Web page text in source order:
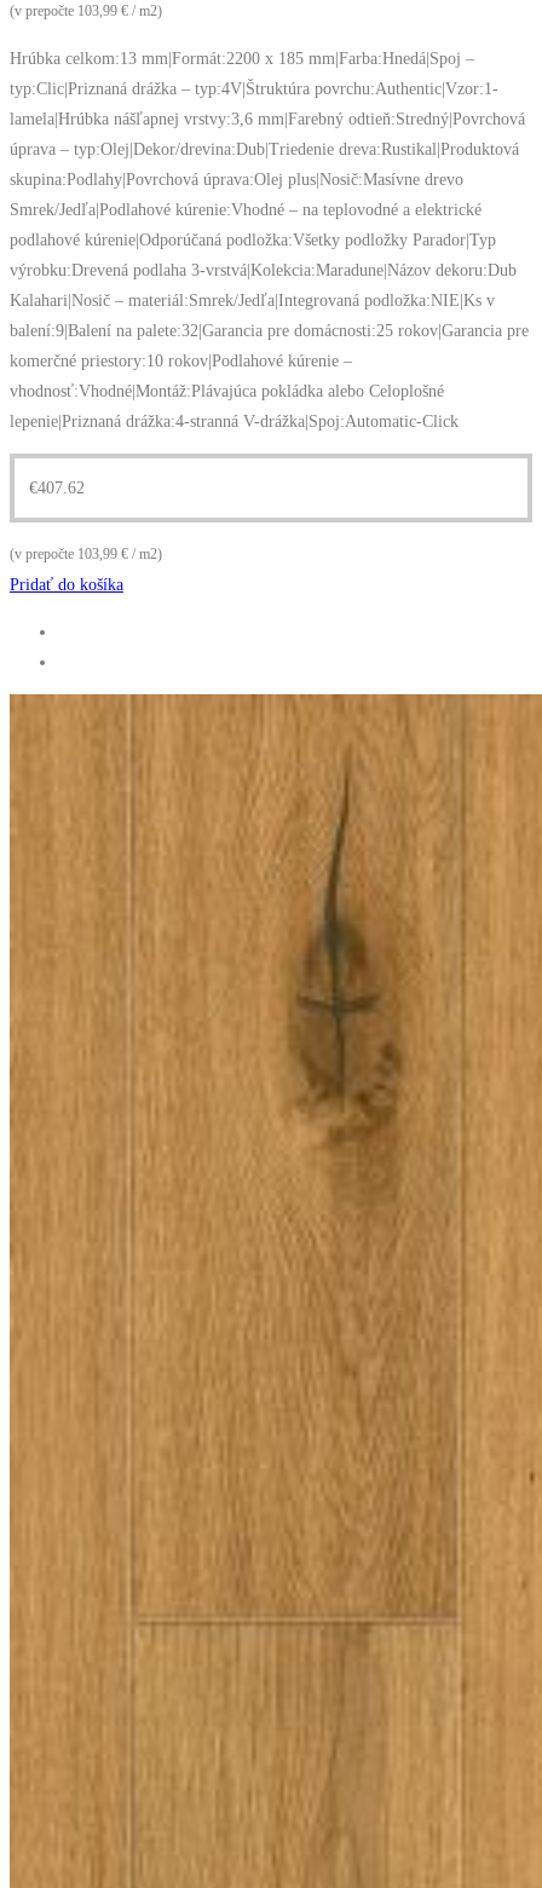
(v prepočte 103,99 € / m2)
Hrúbka celkom:13 mm|Formát:2200 x 185 mm|Farba:Hnedá|Spoj –
typ:Clic|Priznaná drážka – typ:4V|Štruktúra povrchu:Authentic|Vzor:1-
lamela|Hrúbka nášľapnej vrstvy:3,6 mm|Farebný odtieň:Stredný|Povrchová
úprava – typ:Olej|Dekor/drevina:Dub|Triedenie dreva:Rustikal|Produktová
skupina:Podlahy|Povrchová úprava:Olej plus|Nosič:Masívne drevo
Smrek/Jedľa|Podlahové kúrenie:Vhodné – na teplovodné a elektrické
podlahové kúrenie|Odporúčaná podložka:Všetky podložky Parador|Typ
výrobku:Drevená podlaha 3-vrstvá|Kolekcia:Maradune|Názov dekoru:Dub
Kalahari|Nosič – materiál:Smrek/Jedľa|Integrovaná podložka:NIE|Ks v
balení:9|Balení na palete:32|Garancia pre domácnosti:25 rokov|Garancia pre
komerčné priestory:10 rokov|Podlahové kúrenie –
vhodnosť:Vhodné|Montáž:Plávajúca pokládka alebo Celoplošné
lepenie|Priznaná drážka:4-stranná V-drážka|Spoj:Automatic-Click
€407.62
(v prepočte 103,99 € / m2)
Pridať do košíka